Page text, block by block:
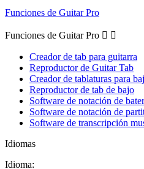
Funciones de Guitar Pro
Funciones de Guitar Pro  
Creador de tab para guitarra
Reproductor de Guitar Tab
Creador de tablaturas para
Reproductor de tab de bajo
Software de notación de
Software de notación de
Software de transcripción
Idiomas
Idioma: